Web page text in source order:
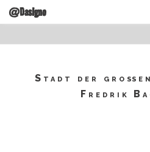
@DasIgno
Stadt der
Fredrik